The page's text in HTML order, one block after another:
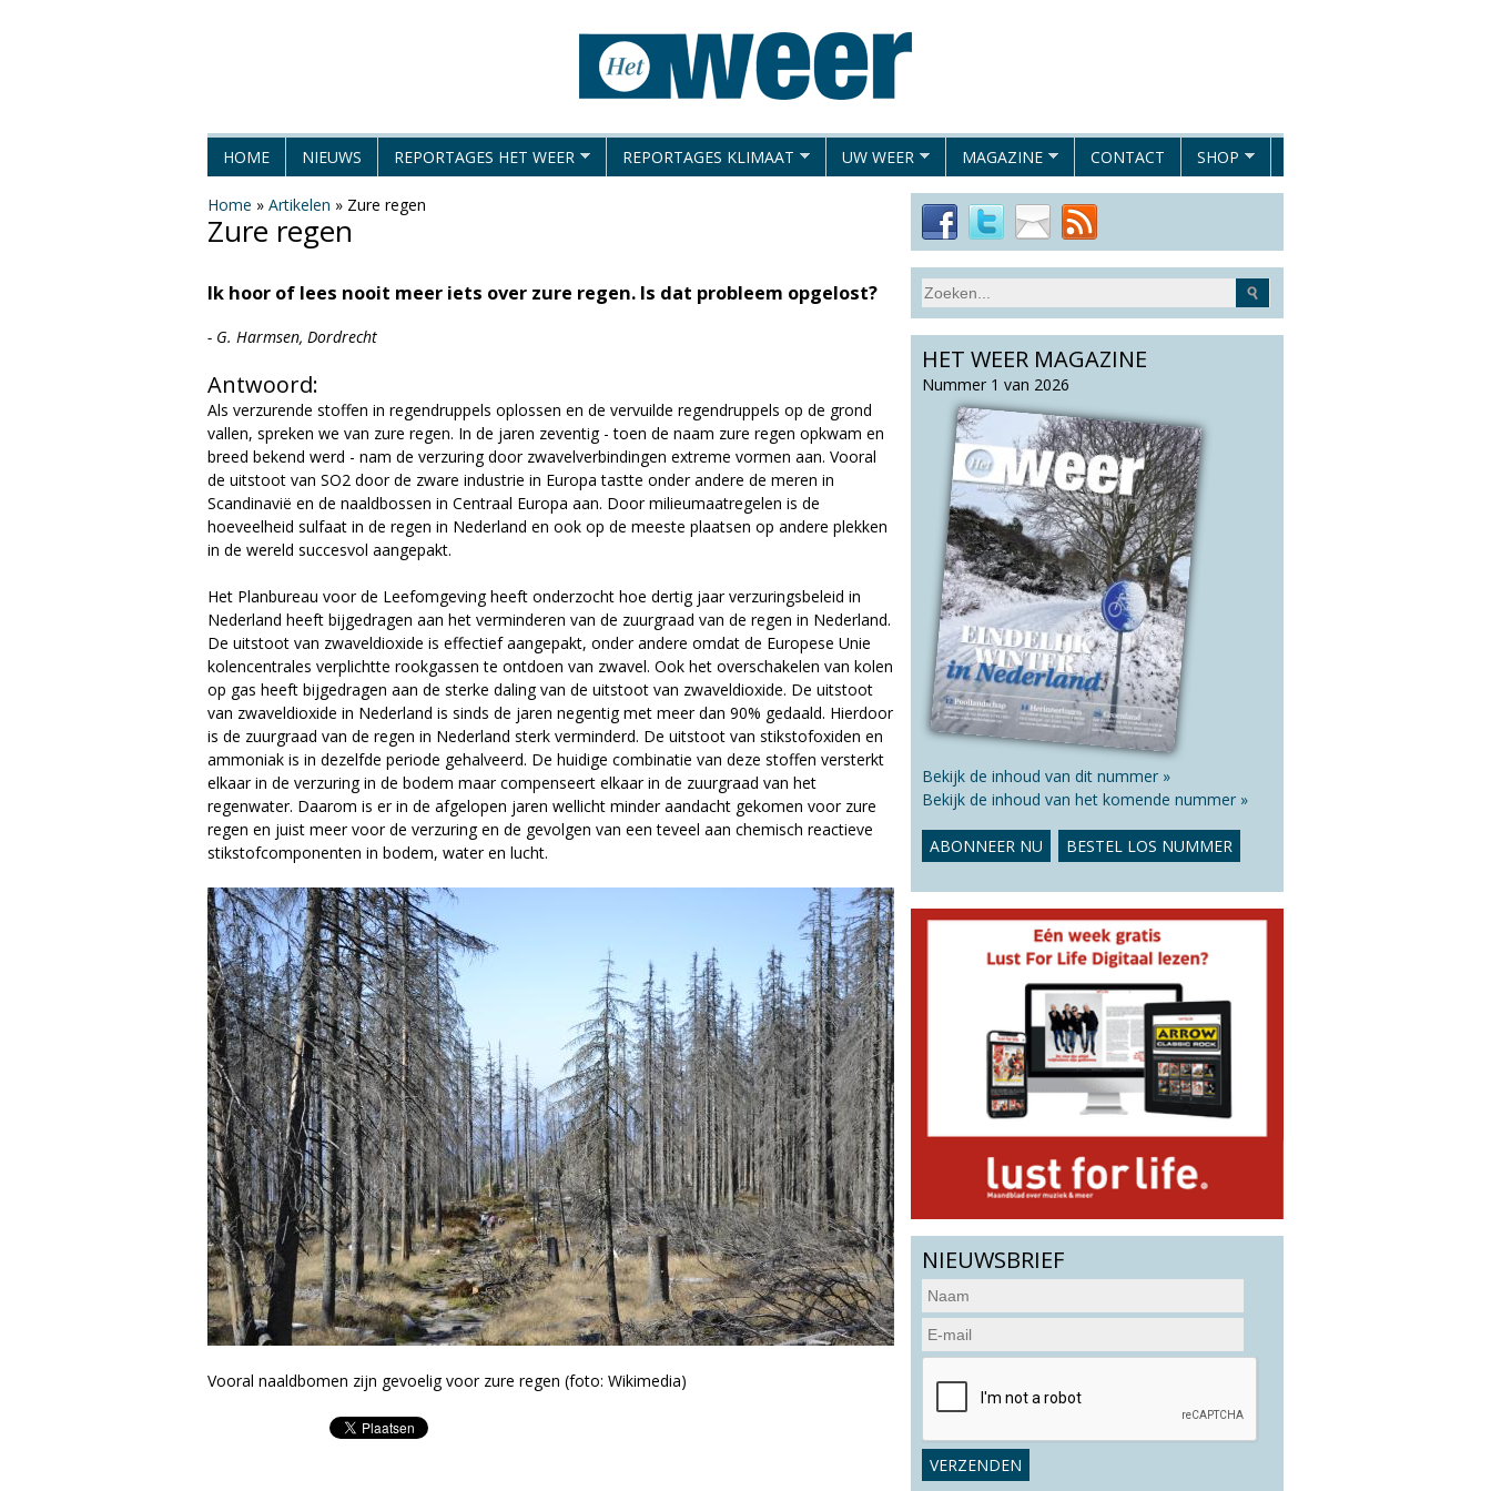
naar
algemene
inhoud
H
e
t
W
e
e
r
M
a
a
z
i
n
e
HOME NIEUWS REPORTAGES HET WEER REPORTAGES KLIMAAT UW WEER MAGAZINE CONTACT SHOP
Home » Artikelen » Zure regen
Zure regen
Ik hoor of lees nooit meer iets over zure regen. Is dat probleem opgelost?
- G. Harmsen, Dordrecht
Antwoord:
Als verzurende stoffen in regendruppels oplossen en de vervuilde regendruppels op de grond
vallen, spreken we van zure regen. In de jaren zeventig - toen de naam zure regen opkwam en
breed bekend werd - nam de verzuring door zwavelverbindingen extreme vormen aan. Vooral
de uitstoot van SO2 door de zware industrie in Europa tastte onder andere de meren in
Scandinavië en de naaldbossen in Centraal Europa aan. Door milieumaatregelen is de
hoeveelheid sulfaat in de regen in Nederland en ook op de meeste plaatsen op andere plekken
in de wereld succesvol aangepakt.
Het Planbureau voor de Leefomgeving heeft onderzocht hoe dertig jaar verzuringsbeleid in
Nederland heeft bijgedragen aan het verminderen van de zuurgraad van de regen in Nederland.
De uitstoot van zwaveldioxide is effectief aangepakt, onder andere omdat de Europese Unie
kolencentrales verplichtte rookgassen te ontdoen van zwavel. Ook het overschakelen van kolen
op gas heeft bijgedragen aan de sterke daling van de uitstoot van zwaveldioxide. De uitstoot
van zwaveldioxide in Nederland is sinds de jaren negentig met meer dan 90% gedaald. Hierdoor
is de zuurgraad van de regen in Nederland sterk verminderd. De uitstoot van stikstofoxiden en
ammoniak is in dezelfde periode gehalveerd. De huidige combinatie van deze stoffen versterkt
elkaar in de verzuring in de bodem maar compenseert elkaar in de zuurgraad van het
regenwater. Daarom is er in de afgelopen jaren wellicht minder aandacht gekomen voor zure
regen en juist meer voor de verzuring en de gevolgen van een teveel aan chemisch reactieve
stikstofcomponenten in bodem, water en lucht.
Vooral naaldbomen zijn gevoelig voor zure regen (foto: Wikimedia)
Z
o
e
k
S
e
a
r
c
HET WEER MAGAZINE
Nummer 1 van 2026
Bekijk de inhoud van dit nummer »
Bekijk de inhoud van het komende nummer »
ABONNEER NU BESTEL LOS NUMMER
NIEUWSBRIEF